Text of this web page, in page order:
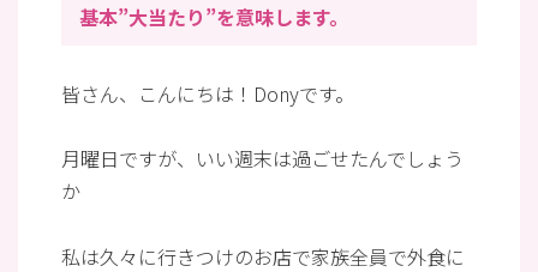
基本”大当たり”を意味します。
皆さん、こんにちは！Donyです。
月曜日ですが、いい週末は過ごせたんでしょう
か
私は久々に行きつけのお店で家族全員で外食に